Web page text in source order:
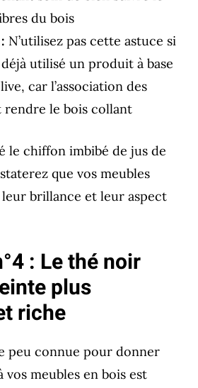
du bois
N’utilisez pas cette astuce si
utilisé un produit à base
car l’association des
rendre le bois collant
le chiffon imbibé de jus de
que vos meubles
brillance et leur aspect
: Le thé noir
plus
riche
peu connue pour donner
vos meubles en bois est